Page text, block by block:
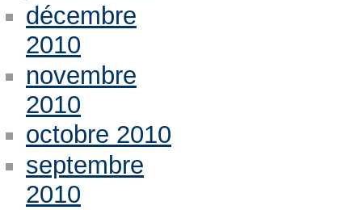
décembre
2010
novembre
2010
octobre 2010
septembre
2010